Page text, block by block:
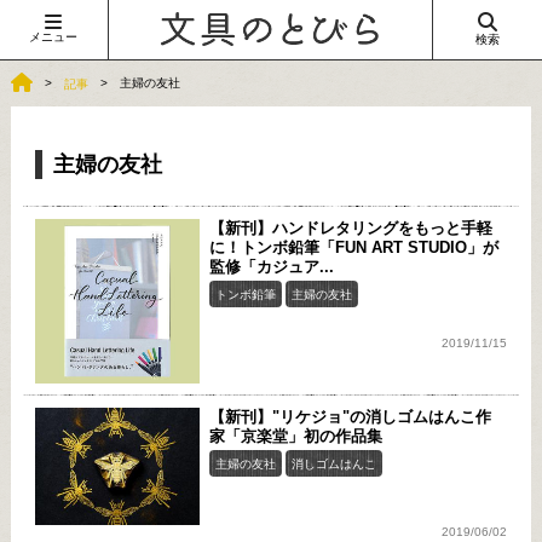
メニュー 検索
記事 主婦の友社
主婦の友社
【新刊】ハンドレタリングをもっと手軽
に！トンボ鉛筆「FUN ART STUDIO」が
監修「カジュア...
トンボ鉛筆 主婦の友社
2019/11/15
【新刊】"リケジョ"の消しゴムはんこ作
家「京楽堂」初の作品集
主婦の友社 消しゴムはんこ
2019/06/02